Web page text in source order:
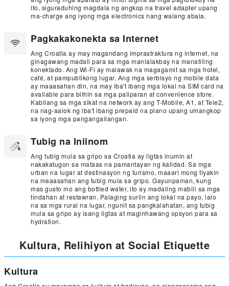
ito, siguraduhing magdala ng angkop na travel adapter upang
ma-charge ang iyong mga electronics nang walang abala.
Pagkakakonekta sa Internet
Ang Croatia ay may magandang imprastraktura ng internet, na
ginagawang madali para sa mga manlalakbay na manatiling
konektado. Ang Wi-Fi ay malawak na magagamit sa mga hotel,
café, at pampublikong lugar. Ang mga serbisyo ng mobile data
ay maaasahan din, na may iba't ibang mga lokal na SIM card na
available para bilhin sa mga paliparan at convenience store.
Kabilang sa mga sikat na network ay ang T-Mobile, A1, at Tele2,
na nag-aalok ng iba't ibang prepaid na plano upang umangkop
sa iyong mga pangangailangan.
Tubig na Iniinom
Ang tubig mula sa gripo sa Croatia ay ligtas inumin at
nakakatugon sa mataas na pamantayan ng kalidad. Sa mga
urban na lugar at destinasyon ng turismo, maaari mong tiyakin
na maaasahan ang tubig mula sa gripo. Gayunpaman, kung
mas gusto mo ang bottled water, ito ay madaling mabili sa mga
tindahan at restawran. Palaging suriin ang lokal na payo, lalo
na sa mga rural na lugar, ngunit sa pangkalahatan, ang tubig
mula sa gripo ay isang ligtas at maginhawang opsyon para sa
hydration.
Kultura, Relihiyon at Social Etiquette
Kultura